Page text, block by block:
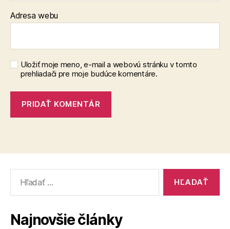
Adresa webu
Uložiť moje meno, e-mail a webovú stránku v tomto
prehliadači pre moje budúce komentáre.
Najnovšie články